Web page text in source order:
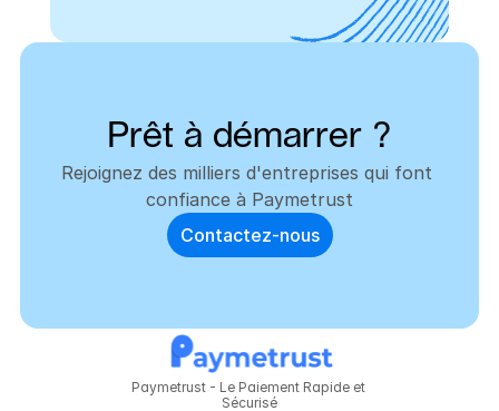
Prêt à démarrer ?
Rejoignez des milliers d'entreprises qui font
confiance à Paymetrust
Contactez-nous
Paymetrust - Le Paiement Rapide et
Sécurisé